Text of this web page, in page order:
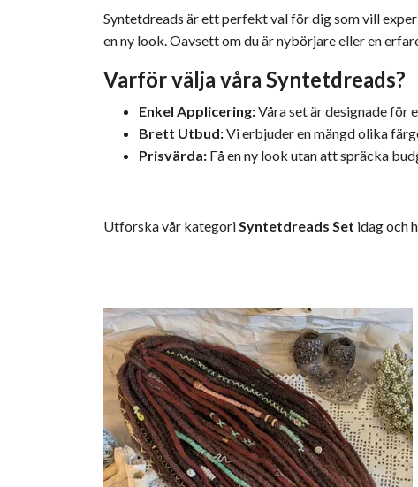
Syntetdreads är ett perfekt val för dig som vill
en ny look. Oavsett om du är nybörjare eller en
Varför välja våra Syntetdreads?
Enkel Applicering:Våra set är designade
Brett Utbud:Vi erbjuder en mängd olika
Prisvärda: Få en ny look utan att spräcka
Utforska vår kategoriSyntetdreads Set idag och